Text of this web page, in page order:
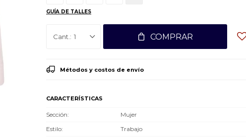
GUÍA DE TALLES
1 COMPRAR
Métodos y costos de envío
CARACTERÍSTICAS
Sección
Mujer
Estilo
Trabajo